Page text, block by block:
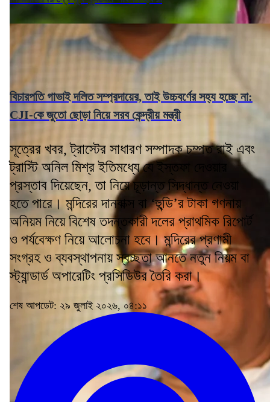
বিচারপতি গাভাই দলিত সম্প্রদায়ের, তাই উচ্চবর্ণের সহ্য হচ্ছে না:
CJI-কে জুতো ছোড়া নিয়ে সরব কেন্দ্রীয় মন্ত্রী
সূত্রের খবর, ট্রাস্টের সাধারণ সম্পাদক চম্পত রাই এবং
ট্রাস্টি অনিল মিশ্র ইতিমধ্যে যে ইস্তফা দেওয়ার
প্রস্তাব দিয়েছেন, তা নিয়ে চূড়ান্ত সিদ্ধান্ত নেওয়া
হতে পারে। মন্দিরের দানবাক্স বা ‘হুন্ডি’র টাকা গণনায়
অনিয়ম নিয়ে বিশেষ তদন্তকারী দলের প্রাথমিক রিপোর্ট
ও পর্যবেক্ষণ নিয়ে আলোচনা হবে। মন্দিরের প্রণামী
সংগ্রহ ও ব্যবস্থাপনায় স্বচ্ছতা আনতে নতুন নিয়ম বা
স্ট্যান্ডার্ড অপারেটিং প্রসিডিউর তৈরি করা।
শেষ আপডেট: ২৯ জুলাই ২০২৬, ০৪:১১